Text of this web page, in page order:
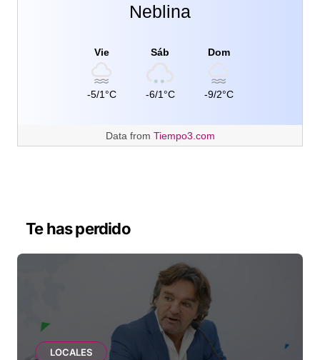
Neblina
Vie
-5/1°C
Sáb
-6/1°C
Dom
-9/2°C
Data from Tiempo3.com
Te has perdido
LOCALES